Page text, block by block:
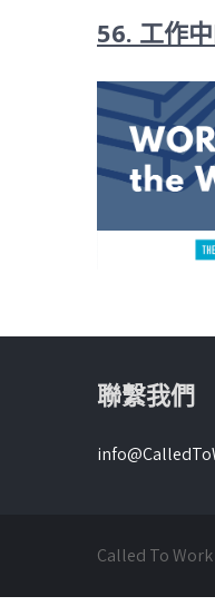
56. 工作
聯繫我們
Called To Work